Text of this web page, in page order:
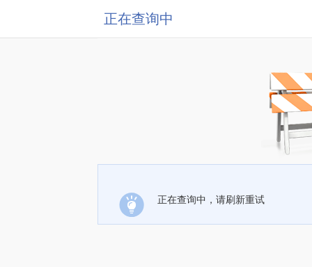
正在查询中
正在查询中，请刷新重试